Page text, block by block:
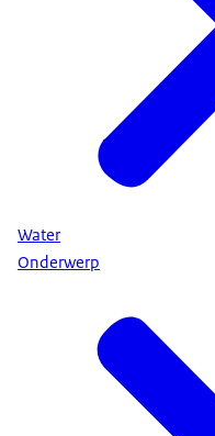
Water
Onderwerp